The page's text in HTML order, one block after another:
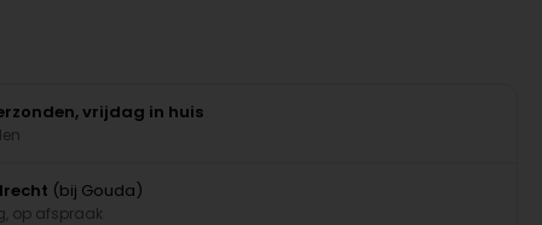
vrijdag in huis
(bij Gouda)
op afspraak